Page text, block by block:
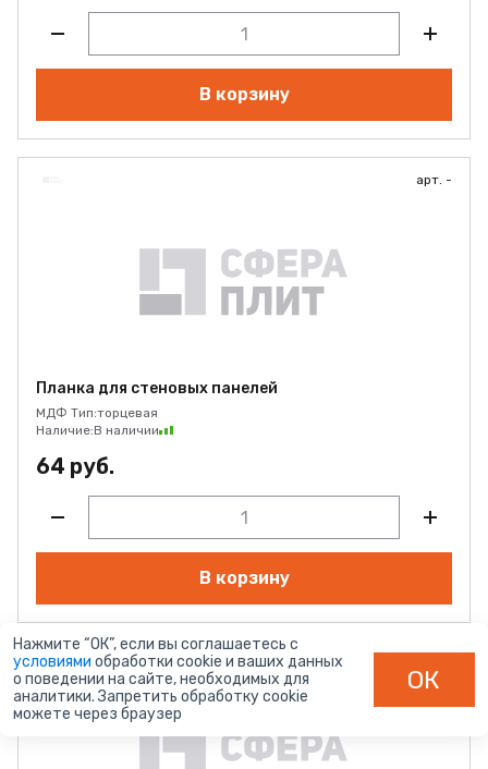
В корзину
арт. -
Планка для стеновых панелей
МДФ Тип:торцевая
Наличие:В наличии
64 руб.
В корзину
Нажмите “ОК”, если вы соглашаетесь с
условиями обработки cookie и ваших данных
о поведении на сайте, необходимых для
аналитики. Запретить обработку cookie
можете через браузер
ОК